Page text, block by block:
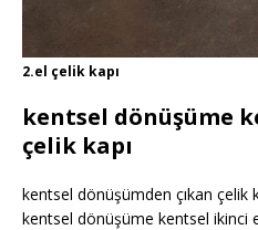
2.el çelik kapı
kentsel dönüşüme
çelik kapı
kentsel dönüşümden çıkan çelik
kentsel dönüşüme kentsel ikinci